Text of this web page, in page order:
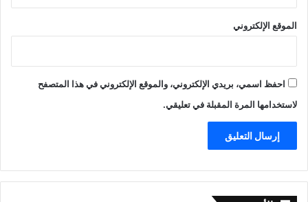
الموقع الإلكتروني
احفظ اسمي، بريدي الإلكتروني، والموقع الإلكتروني في هذا المتصفح
لاستخدامها المرة المقبلة في تعليقي.